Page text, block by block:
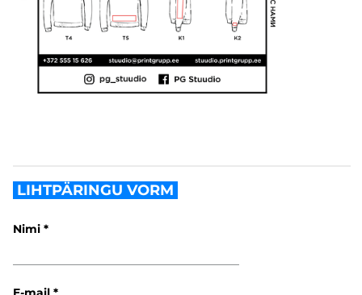
LIHTPÄRINGU VORM
Nimi